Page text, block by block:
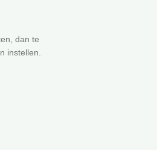
dan te
instellen.